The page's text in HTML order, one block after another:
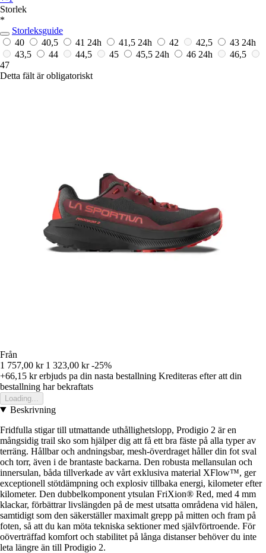
Storlek
*
Storleksguide
40
40,5 41 24h 41,5 24h 42 42,5 43 24h
43,5
44 44,5 45 45,5 24h 46 24h
46,5
47
Detta fält är obligatoriskt
Från
1 757,00 kr 1 323,00 kr -25%
+66,15 krerbjuds pa din nasta bestallning Krediteras efter att din
bestallning har bekraftats
Loading...
Beskrivning
Fridfulla stigar till utmattande uthållighetslopp, Prodigio 2 är en
mångsidig trail sko som hjälper dig att få ett bra fäste på alla typer av
terräng. Hållbar och andningsbar, mesh-överdraget håller din fot sval
och torr, även i de brantaste backarna. Den robusta mellansulan och
innersulan, båda tillverkade av vårt exklusiva material XFlow™, ger
exceptionell stötdämpning och explosiv tillbaka energi, kilometer efter
kilometer. Den dubbelkomponent ytsulan FriXion® Red, med 4 mm
klackar, förbättrar livslängden på de mest utsatta områdena vid hälen,
samtidigt som den säkerställer maximalt grepp på mitten och fram på
foten, så att du kan möta tekniska sektioner med självförtroende. För
oöverträffad komfort och stabilitet på långa distanser behöver du inte
leta längre än till Prodigio 2.